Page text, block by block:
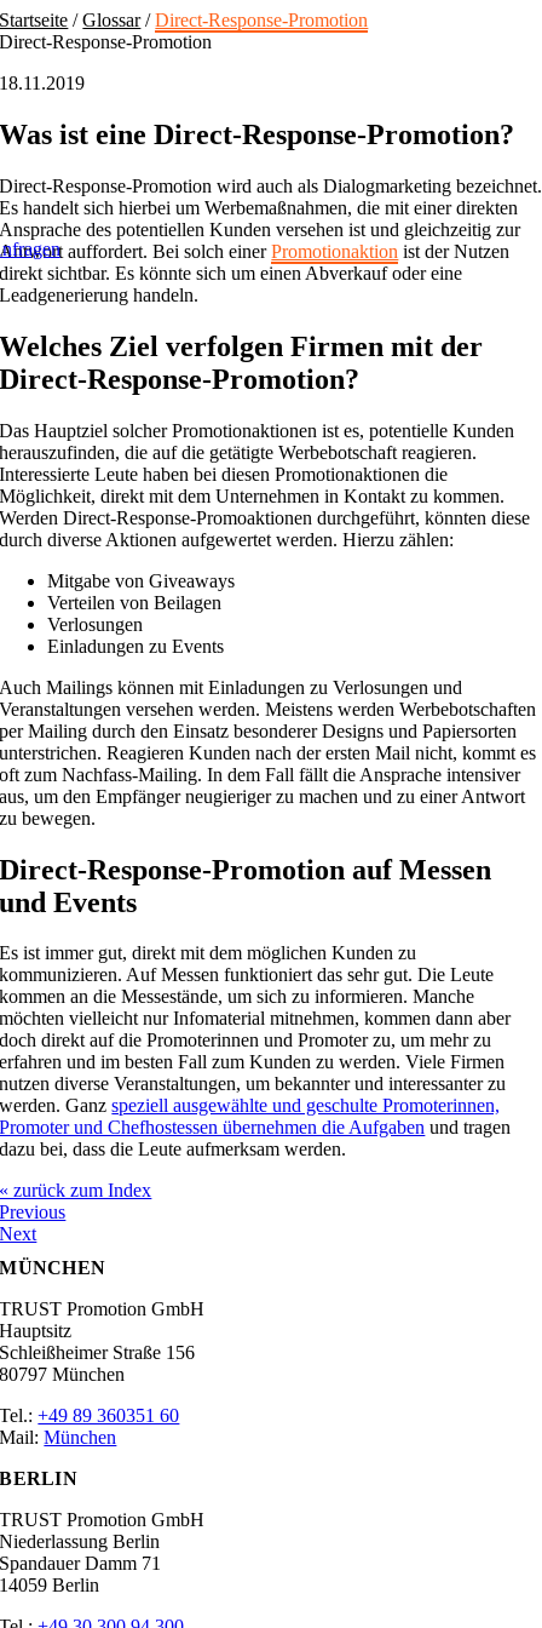
Skip
to
Startseite / Glossar / Direct-Response-Promotion
Direct-Response-Promotion
18.11.2019
Was ist eine Direct-Response-Promotion?
Direct-Response-Promotion wird auch als Dialogmarketing bezeichnet.
Es handelt sich hierbei um Werbemaßnahmen, die mit einer direkten
Ansprache des potentiellen Kunden versehen ist und gleichzeitig zur
Antwort auffordert. Bei solch einerPromotionaktion ist der Nutzen
direkt sichtbar. Es könnte sich um einen Abverkauf oder eine
Leadgenerierung handeln.
Welches Ziel verfolgen Firmen mit der
Direct-Response-Promotion?
Das Hauptziel solcher Promotionaktionen ist es, potentielle Kunden
herauszufinden, die auf die getätigte Werbebotschaft reagieren.
Interessierte Leute haben bei diesen Promotionaktionen die
Möglichkeit, direkt mit dem Unternehmen in Kontakt zu kommen.
Werden Direct-Response-Promoaktionen durchgeführt, könnten diese
durch diverse Aktionen aufgewertet werden. Hierzu zählen:
Mitgabe von Giveaways
Verteilen von Beilagen
Verlosungen
Einladungen zu Events
Auch Mailings können mit Einladungen zu Verlosungen und
Veranstaltungen versehen werden. Meistens werden Werbebotschaften
per Mailing durch den Einsatz besonderer Designs und Papiersorten
unterstrichen. Reagieren Kunden nach der ersten Mail nicht, kommt es
oft zum Nachfass-Mailing. In dem Fall fällt die Ansprache intensiver
aus, um den Empfänger neugieriger zu machen und zu einer Antwort
zu bewegen.
Direct-Response-Promotion auf Messen
und Events
Es ist immer gut, direkt mit dem möglichen Kunden zu
kommunizieren. Auf Messen funktioniert das sehr gut. Die Leute
kommen an die Messestände, um sich zu informieren. Manche
möchten vielleicht nur Infomaterial mitnehmen, kommen dann aber
doch direkt auf die Promoterinnen und Promoter zu, um mehr zu
erfahren und im besten Fall zum Kunden zu werden. Viele Firmen
nutzen diverse Veranstaltungen, um bekannter und interessanter zu
werden. Ganzspeziell ausgewählte und geschulte Promoterinnen,
Promoter und Chefhostessen übernehmen die Aufgaben und tragen
dazu bei, dass die Leute aufmerksam werden.
« zurück zum Index
Previous
Next
MÜNCHEN
TRUST Promotion GmbH
Hauptsitz
Schleißheimer Straße 156
80797 München
Tel.:+49 89 360351 60
Mail:München
BERLIN
TRUST Promotion GmbH
Niederlassung Berlin
Spandauer Damm 71
14059 Berlin